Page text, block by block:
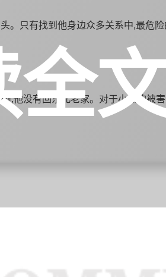
。只有找到他身边众多关系中,最危
,他没有回东北老家。对于小张的被
全